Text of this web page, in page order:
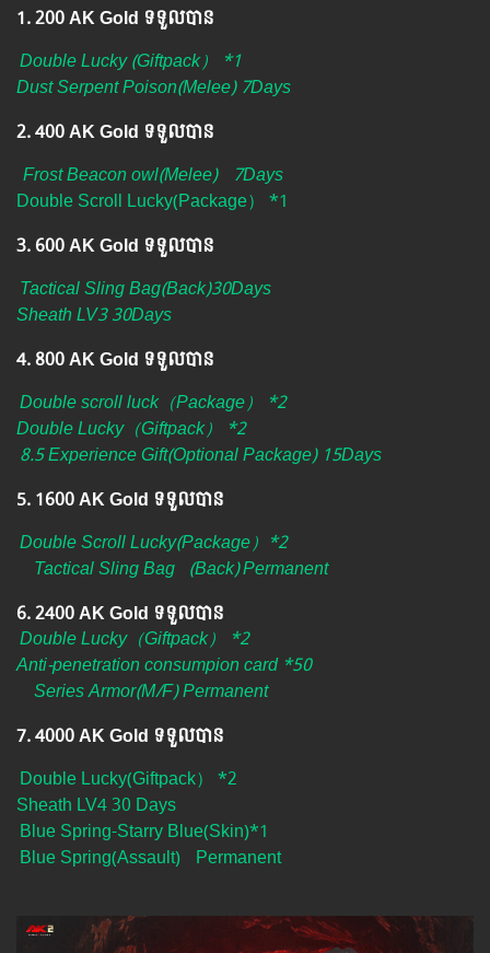
1.​ 200 AK Gold ទទួលបាន
Double Lucky (Giftpack） *1
Dust Serpent Poison(Melee) 7Days
2.​ 400 AK Gold ទទួលបាន
Frost Beacon owl(Melee) 7Days
Double Scroll Lucky(Package） *1
3.​ 600 AK Gold ទទួលបាន
Tactical Sling Bag(Back)30Days
Sheath LV3 30Days
4.​ 800 AK Gold ទទួលបាន
Double scroll luck（Package） *2
Double Lucky（Giftpack） *2
8.5 Experience Gift(Optional Package) 15Days
5.​ 1600 AK Gold ទទួលបាន
Double Scroll Lucky(Package）*2
Tactical Sling Bag (Back)Permanent
6. ​2400 AK Gold ទទួលបាន
Double Lucky（Giftpack） *2
Anti-penetration consumpion card *50
Series Armor(M/F) Permanent
7. 4000 AK Gold ទទួលបាន
Double Lucky(Giftpack） *2
Sheath LV4 30 Days
Blue Spring-Starry Blue(Skin)*1
Blue Spring(Assault) Permanent